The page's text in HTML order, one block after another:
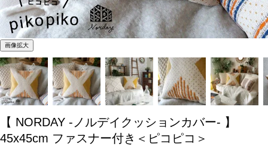
画像拡大
【 NORDAY -ノルデイクッションカバー- 】
45x45cm ファスナー付き＜ピコピコ＞